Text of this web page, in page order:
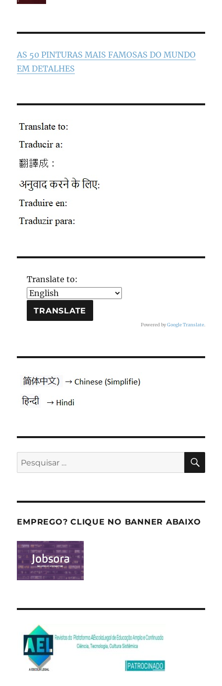
AS 50 PINTURAS MAIS FAMOSAS DO MUNDO
EM DETALHES
Translate to:
Powered byGoogle Translate.
Pesquisar
por:
EMPREGO? CLIQUE NO BANNER ABAIXO